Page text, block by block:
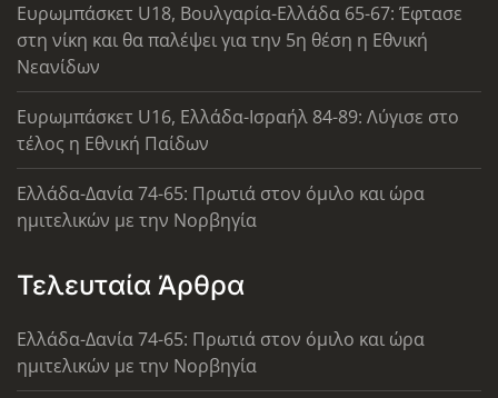
Ευρωμπάσκετ U18, Βουλγαρία-Ελλάδα 65-67: Έφτασε
στη νίκη και θα παλέψει για την 5η θέση η Εθνική
Νεανίδων
Ευρωμπάσκετ U16, Ελλάδα-Ισραήλ 84-89: Λύγισε στο
τέλος η Εθνική Παίδων
Ελλάδα-Δανία 74-65: Πρωτιά στον όμιλο και ώρα
ημιτελικών με την Νορβηγία
Τελευταία Άρθρα
Ελλάδα-Δανία 74-65: Πρωτιά στον όμιλο και ώρα
ημιτελικών με την Νορβηγία